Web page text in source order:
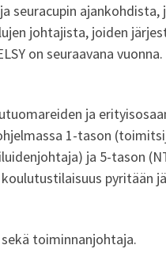
seuracupin ajankohdista,
johtajista, joiden
on seuraavana
ja
1-tason
ja 5-tason
pyritään
toiminnanjohtaja.